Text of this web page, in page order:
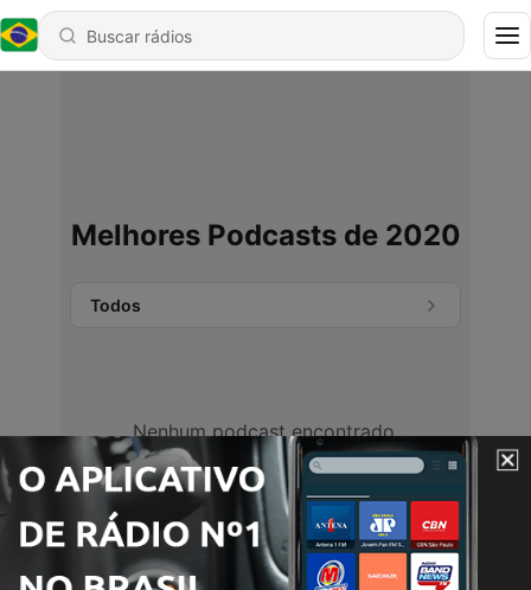
Melhores Podcasts de 2020
Todos
Nenhum podcast encontrado.